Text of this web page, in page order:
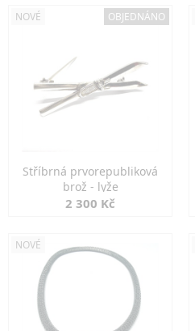
NOVÉ OBJEDNÁNO
Stříbrná prvorepubliková
brož - lyže
2 300 Kč
NOVÉ